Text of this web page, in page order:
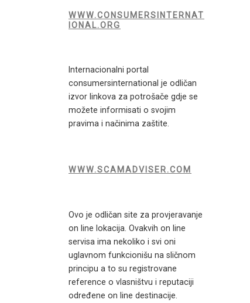
WWW.CONSUMERSINTERNAT
IONAL.ORG
Internacionalni portal
consumersinternational je odličan
izvor linkova za potrošače gdje se
možete informisati o svojim
pravima i načinima zaštite.
WWW.SCAMADVISER.COM
Ovo je odličan site za provjeravanje
on line lokacija. Ovakvih on line
servisa ima nekoliko i svi oni
uglavnom funkcionišu na sličnom
principu a to su registrovane
reference o vlasništvu i reputaciji
određene on line destinacije.